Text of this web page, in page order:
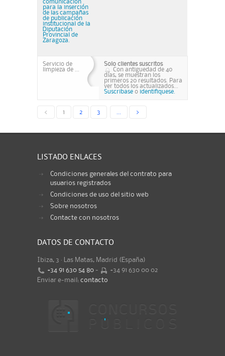
comunicación
para la inserción
de las campañas
de publicación
institucional de la
Diputación
Provincial de
Zaragoza.
Servicio de
limpieza de ...
Solo clientes suscritos
Con antiguedad de 40
días, se muestran los
primeros 20 resultados. Para
ver todos los actualizados...
Suscribase o identifiquese.
< 1 2 3 >
LISTADO ENLACES
Condiciones generales del contrato para
usuarios registrados
Condiciones de uso del sitio web
Sobre nosotros
Contacte con nosotros
DATOS DE CONTACTO
Ibiza, 3 · Las Matas, Madrid (España)
+34 91 630 54 80 -
+34 91 630 00 02
Enviar e-mail: contacto